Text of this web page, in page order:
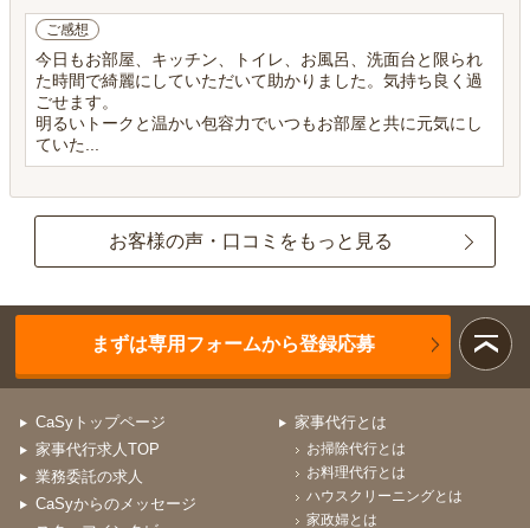
ご感想
今日もお部屋、キッチン、トイレ、お風呂、洗面台と限られ
た時間で綺麗にしていただいて助かりました。気持ち良く過
ごせます。
明るいトークと温かい包容力でいつもお部屋と共に元気にし
ていた...
お客様の声・口コミをもっと見る
まずは専用フォームから登録応募
CaSyトップページ
家事代行求人TOP
業務委託の求人
CaSyからのメッセージ
家事代行とは
お掃除代行とは
お料理代行とは
ハウスクリーニングとは
家政婦とは